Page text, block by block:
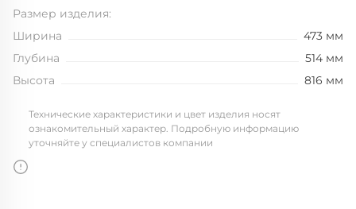
Размер изделия:
Ширина
473 мм
Глубина
514 мм
Высота
816 мм
Технические характеристики и цвет изделия носят
ознакомительный характер. Подробную информацию
уточняйте у специалистов компании